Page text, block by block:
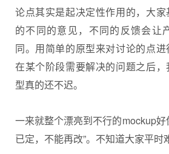
论点其实是起决定性作用的，大
的不同的意见，不同的反馈会让
同。用简单的原型来对讨论的点
在某个阶段需要解决的问题之后
型真的还不迟。
一来就整个漂亮到不行的mockup好
已定，不能再改”。不知道大家平时